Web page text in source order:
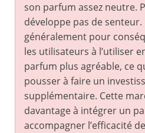
son parfum assez neutre.
développe pas de
généralement pour
les utilisateurs à l’utiliser
parfum plus agréable, ce
pousser à faire un
supplémentaire. Cette
davantage à intégrer un
accompagner l’efficacité